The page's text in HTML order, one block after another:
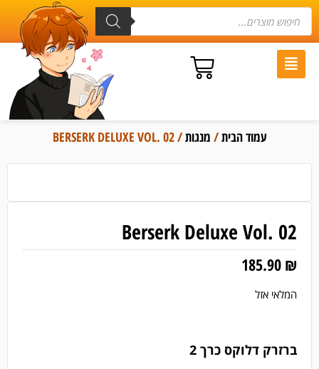
עמוד הבית/ מנגות/ BERSERK DELUXE VOL. 02
Berserk Deluxe Vol. 02
185.90 ₪
המלאי אזל
ברזרק דלוקס כרך 2